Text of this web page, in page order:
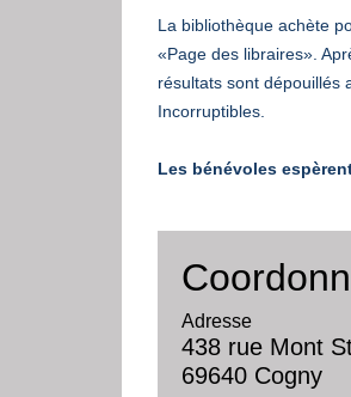
La bibliothèque achète
«Page des libraires».
résultats sont dépouillés
Incorruptibles.
Les bénévoles
Adresse
438 rue Mont
69640 Cogny